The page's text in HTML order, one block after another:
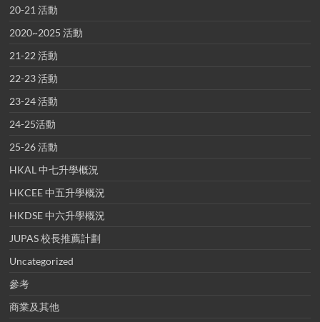
20-21 活動
2020~2025 活動
21-22 活動
22-23 活動
23-24 活動
24-25活動
25-26 活動
HKAL 中七升學概況
HKCEE 中五升學概況
HKDSE 中六升學概況
JUPAS 校長推薦計劃
Uncategorized
參考
商業及其他